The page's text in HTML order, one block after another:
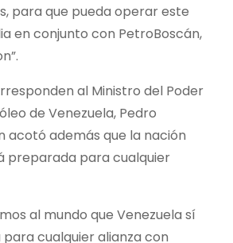
para que pueda operar este
en conjunto con PetroBoscán,
al Ministro del Poder
de Venezuela, Pedro
acotó además que la nación
preparada para cualquier
al mundo que Venezuela sí
cualquier alianza con